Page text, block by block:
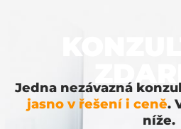
Jedna nezávazná
jasno v řešení i ceně.
níže.